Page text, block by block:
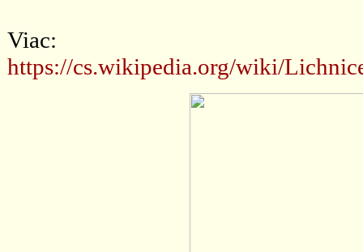
Viac:
https://cs.wikipedia.org/wiki/